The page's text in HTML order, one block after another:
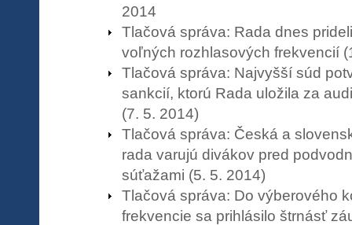
2014
Tlačová správa: Rada dnes
voľných rozhlasových frekvencií
Tlačová správa: Najvyšší súd
sankcií, ktorú Rada uložila za
(7. 5. 2014)
Tlačová správa: Česká a
rada varujú divákov pred
súťažami (5. 5. 2014)
Tlačová správa: Do výberového
frekvencie sa prihlásilo štrnásť